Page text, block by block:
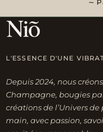
L'ESSENCE D'UNE
Depuis 2024, nous
Champagne, bougies
créations de l’Univers
main, avec passion,